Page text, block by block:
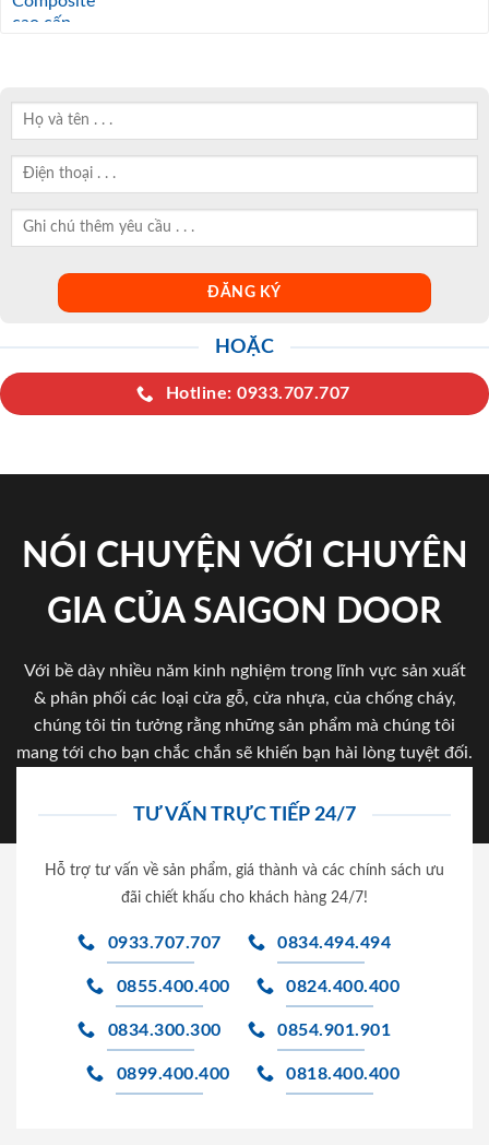
HOẶC
Hotline: 0933.707.707
NÓI CHUYỆN VỚI CHUYÊN
GIA CỦA SAIGON DOOR
Với bề dày nhiều năm kinh nghiệm trong lĩnh vực sản xuất
& phân phối các loại cửa gỗ, cửa nhựa, của chống cháy,
chúng tôi tin tưởng rằng những sản phẩm mà chúng tôi
mang tới cho bạn chắc chắn sẽ khiến bạn hài lòng tuyệt đối.
TƯ VẤN TRỰC TIẾP 24/7
Hỗ trợ tư vấn về sản phẩm, giá thành và các chính sách ưu
đãi chiết khấu cho khách hàng 24/7!
0933.707.707 0834.494.494
0855.400.400 0824.400.400
0834.300.300 0854.901.901
0899.400.400 0818.400.400